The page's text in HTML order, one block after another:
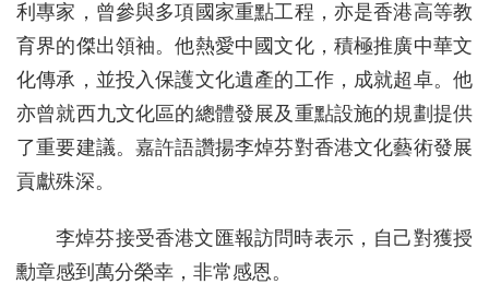
利專家，曾參與多項國家重點工程，亦是香港高等教
育界的傑出領袖。他熱愛中國文化，積極推廣中華文
化傳承，並投入保護文化遺產的工作，成就超卓。他
亦曾就西九文化區的總體發展及重點設施的規劃提供
了重要建議。嘉許語讚揚李焯芬對香港文化藝術發展
貢獻殊深。
李焯芬接受香港文匯報訪問時表示，自己對獲授
勳章感到萬分榮幸，非常感恩。